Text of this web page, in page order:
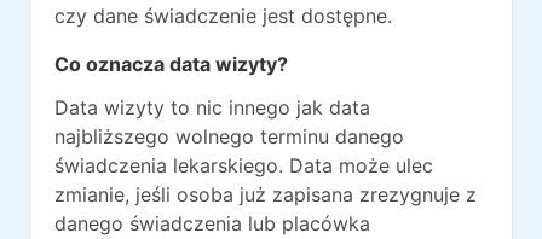
czy dane świadczenie jest dostępne.
Co oznacza data wizyty?
Data wizyty to nic innego jak data
najbliższego wolnego terminu danego
świadczenia lekarskiego. Data może ulec
zmianie, jeśli osoba już zapisana zrezygnuje z
danego świadczenia lub placówka